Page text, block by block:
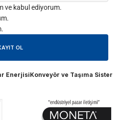
ve kabul ediyorum.
EnerjisiKonveyör ve Taşıma